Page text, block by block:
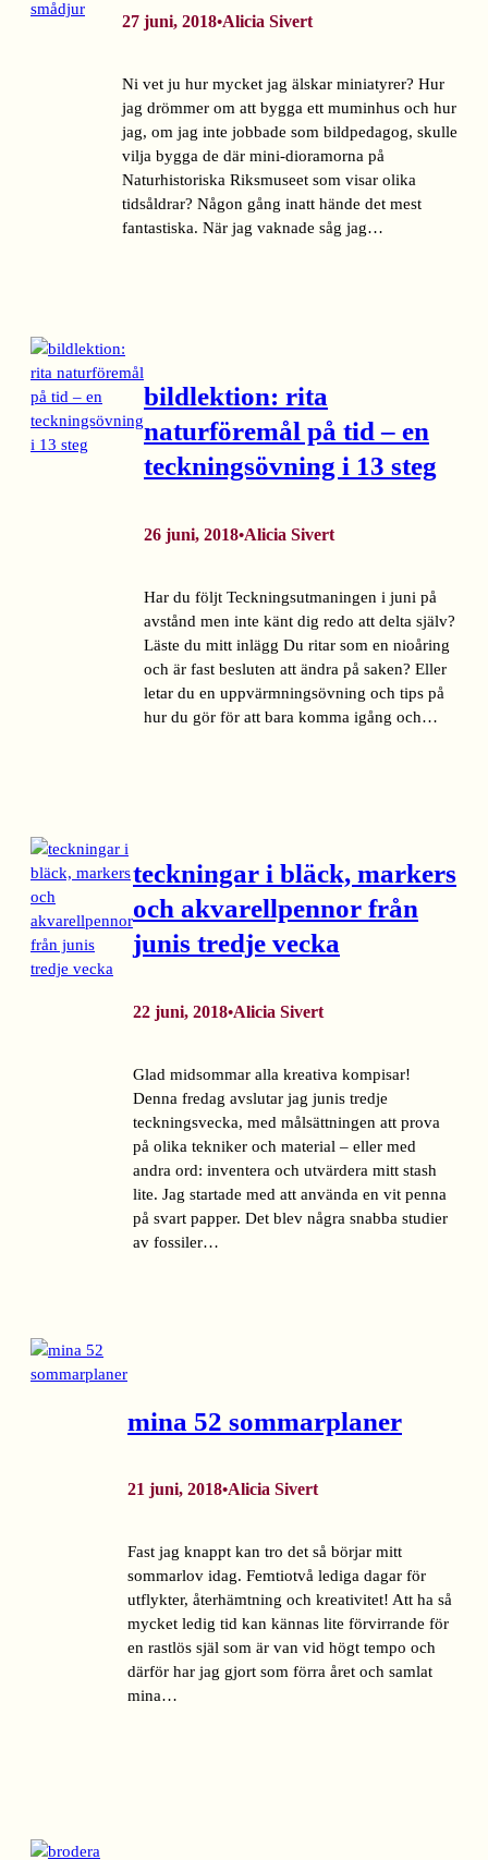
27 juni, 2018•Alicia Sivert
Ni vet ju hur mycket jag älskar miniatyrer? Hur
jag drömmer om att bygga ett muminhus och hur
jag, om jag inte jobbade som bildpedagog, skulle
vilja bygga de där mini-dioramorna på
Naturhistoriska Riksmuseet som visar olika
tidsåldrar? Någon gång inatt hände det mest
fantastiska. När jag vaknade såg jag…
bildlektion: rita
naturföremål på tid – en
teckningsövning i 13 steg
26 juni, 2018•Alicia Sivert
Har du följt Teckningsutmaningen i juni på
avstånd men inte känt dig redo att delta själv?
Läste du mitt inlägg Du ritar som en nioåring
och är fast besluten att ändra på saken? Eller
letar du en uppvärmningsövning och tips på
hur du gör för att bara komma igång och…
teckningar i bläck, markers
och akvarellpennor från
junis tredje vecka
22 juni, 2018•Alicia Sivert
Glad midsommar alla kreativa kompisar!
Denna fredag avslutar jag junis tredje
teckningsvecka, med målsättningen att prova
på olika tekniker och material – eller med
andra ord: inventera och utvärdera mitt stash
lite. Jag startade med att använda en vit penna
på svart papper. Det blev några snabba studier
av fossiler…
mina 52 sommarplaner
21 juni, 2018•Alicia Sivert
Fast jag knappt kan tro det så börjar mitt
sommarlov idag. Femtiotvå lediga dagar för
utflykter, återhämtning och kreativitet! Att ha så
mycket ledig tid kan kännas lite förvirrande för
en rastlös själ som är van vid högt tempo och
därför har jag gjort som förra året och samlat
mina…